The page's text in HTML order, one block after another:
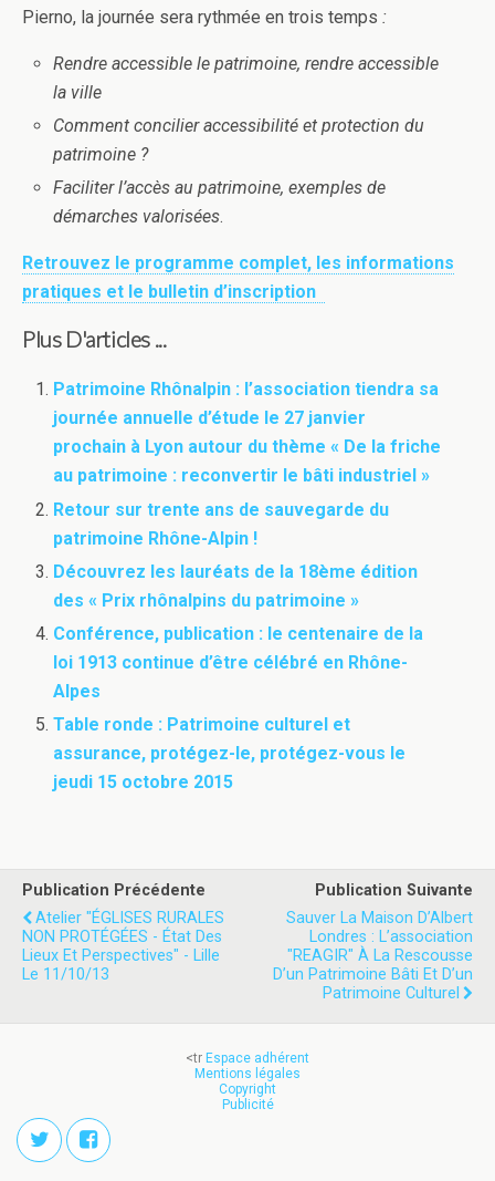
Pierno, la journée sera rythmée en trois temps :
Rendre accessible le patrimoine, rendre accessible
la ville
Comment concilier accessibilité et protection du
patrimoine ?
Faciliter l’accès au patrimoine, exemples de
démarches valorisées.
Retrouvez le programme complet, les informations
pratiques et le bulletin d’inscription
Plus D'articles ...
Patrimoine Rhônalpin : l’association tiendra sa
journée annuelle d’étude le 27 janvier
prochain à Lyon autour du thème « De la friche
au patrimoine : reconvertir le bâti industriel »
Retour sur trente ans de sauvegarde du
patrimoine Rhône-Alpin !
Découvrez les lauréats de la 18ème édition
des « Prix rhônalpins du patrimoine »
Conférence, publication : le centenaire de la
loi 1913 continue d’être célébré en Rhône-
Alpes
Table ronde : Patrimoine culturel et
assurance, protégez-le, protégez-vous le
jeudi 15 octobre 2015
Publication Précédente
Atelier "ÉGLISES RURALES
NON PROTÉGÉES - État Des
Lieux Et Perspectives" - Lille
Le 11/10/13
Publication Suivante
Sauver La Maison D’Albert
Londres : L’association
"REAGIR" À La Rescousse
D’un Patrimoine Bâti Et D’un
Patrimoine Culturel
<tr Espace adhérent
Mentions légales
Copyright
Publicité